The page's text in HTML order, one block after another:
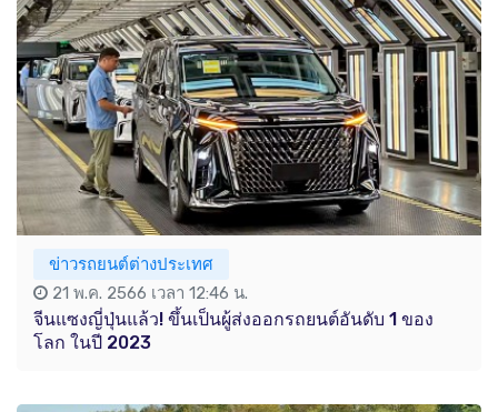
ข่าวรถยนต์ต่างประเทศ
21 พ.ค. 2566 เวลา 12:46 น.
จีนแซงญี่ปุ่นแล้ว! ขึ้นเป็นผู้ส่งออกรถยนต์อันดับ 1 ของ
โลก ในปี 2023